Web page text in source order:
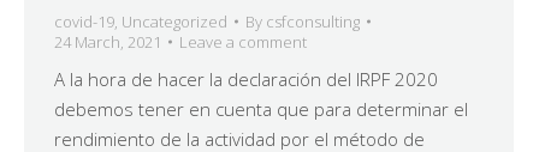
covid-19 Uncategorized By csfconsulting
24 March, 2021
Leave a comment
A la hora de hacer la declaración del IRPF 2020
debemos tener en cuenta que para determinar el
rendimiento de la actividad por el método de